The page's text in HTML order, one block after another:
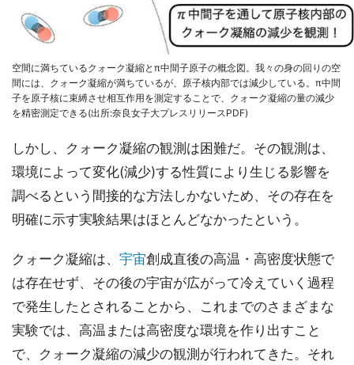
空間に満ちているクォーク凝縮とπ中間子原子の概念図。我々の身の回りの空
間には、クォーク凝縮が満ちているが、原子核内部では減少している。π中間
子を原子核に束縛させ相互作用を測定することで、クォーク凝縮の量の減少
を精密測定できる(出所:奈良女子大プレスリリースPDF)
しかし、クォーク凝縮の観測は困難だ。その観測は、
環境によって変化(減少)する性質により生じる影響を
調べるという間接的な方法しかないため、その存在を
明確に示す実験結果はほとんどなかったという。
クォーク凝縮は、 宇宙創成直後の高温・高密度状態で
は存在せず、その後の宇宙が広がって冷えていく過程
で発生したとされることから、これまでのさまざまな
実験では、高温または高密度な環境を作り出すこと
で、クォーク凝縮の減少の観測が行われてきた。それ